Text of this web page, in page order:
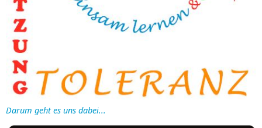
Darum geht es uns dabei...